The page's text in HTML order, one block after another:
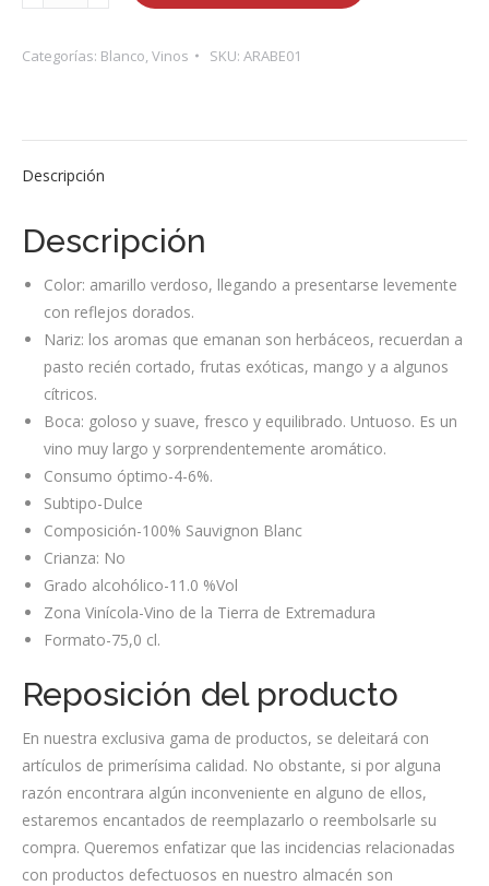
cantidad
Categorías: Blanco Vinos SKU: ARABE01
Descripción
Descripción
Color: amarillo verdoso, llegando a presentarse levemente
con reflejos dorados.
Nariz: los aromas que emanan son herbáceos, recuerdan a
pasto recién cortado, frutas exóticas, mango y a algunos
cítricos.
Boca: goloso y suave, fresco y equilibrado. Untuoso. Es un
vino muy largo y sorprendentemente aromático.
Consumo óptimo-4-6%.
Subtipo-Dulce
Composición-100% Sauvignon Blanc
Crianza: No
Grado alcohólico-11.0 %Vol
Zona Vinícola-Vino de la Tierra de Extremadura
Formato-75,0 cl.
Reposición del producto
En nuestra exclusiva gama de productos, se deleitará con
artículos de primerísima calidad. No obstante, si por alguna
razón encontrara algún inconveniente en alguno de ellos,
estaremos encantados de reemplazarlo o reembolsarle su
compra. Queremos enfatizar que las incidencias relacionadas
con productos defectuosos en nuestro almacén son